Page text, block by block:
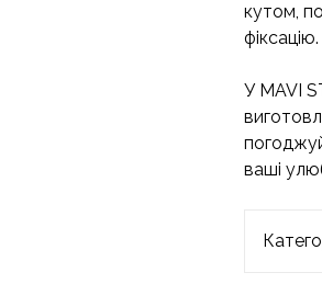
кутом,
У MAVI
ваші